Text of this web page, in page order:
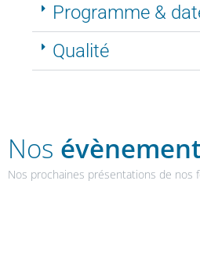
Programme &
Qualité
Nos
Nos prochaines présentations de nos